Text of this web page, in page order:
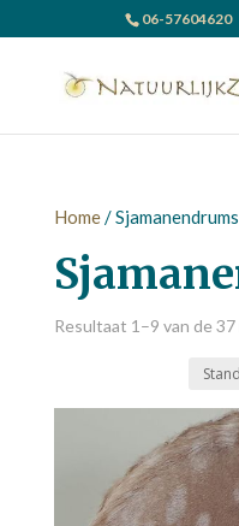
06-57604620
Home/ Sjamanendrums
Resultaat 1–9 van de